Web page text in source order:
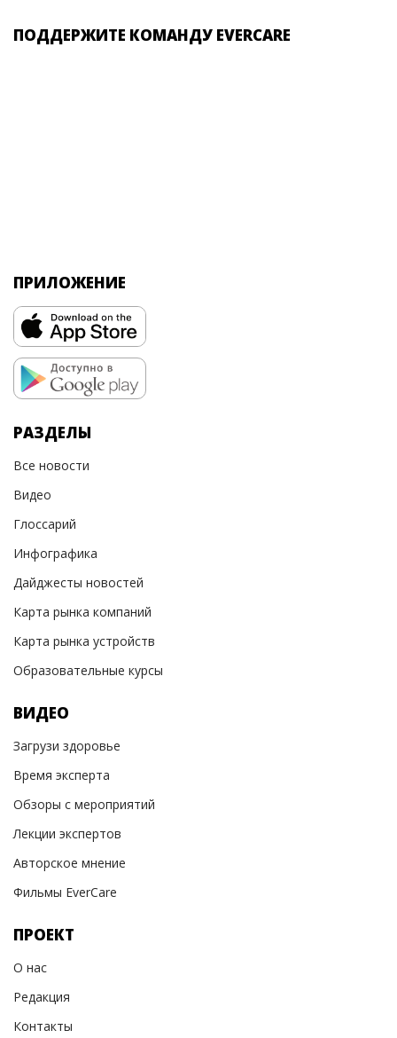
ПОДДЕРЖИТЕ КОМАНДУ EVERCARE
ПРИЛОЖЕНИЕ
РАЗДЕЛЫ
Все новости
Видео
Глоссарий
Инфографика
Дайджесты новостей
Карта рынка компаний
Карта рынка устройств
Образовательные курсы
ВИДЕО
Загрузи здоровье
Время эксперта
Обзоры с мероприятий
Лекции экспертов
Авторское мнение
Фильмы EverCare
ПРОЕКТ
О нас
Редакция
Контакты